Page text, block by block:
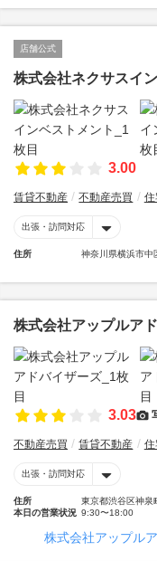
店舗公式
株式会社ネクサスイ
3.00
賃貸不動産 不動産売買
出張・訪問対応
住所 神奈川県横浜市中
株式会社アップルア
3.03
不動産売買 賃貸不動産
出張・訪問対応
住所
東京都渋谷区神泉
本日の営業状況 9:30〜18:00
株式会社アップル